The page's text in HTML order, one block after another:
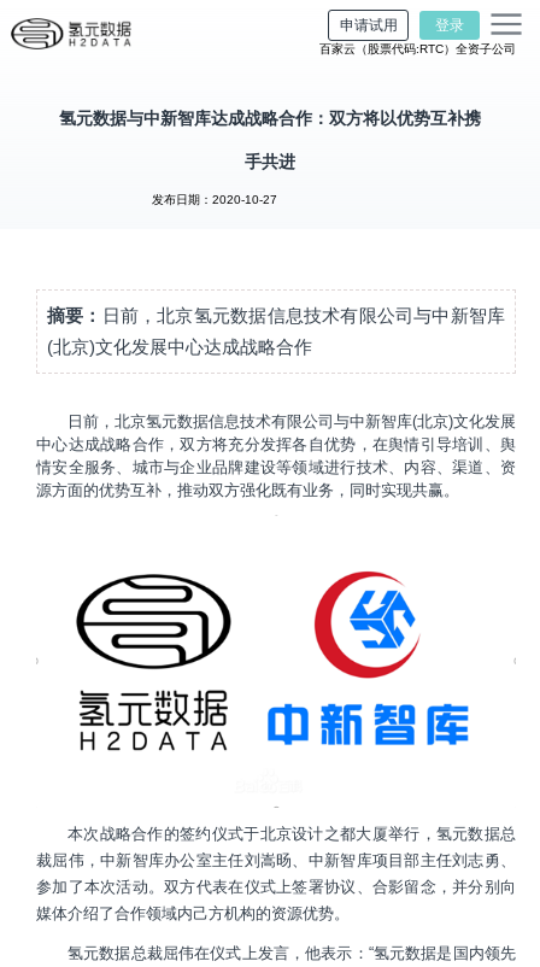
申请试用 登录
百家云（股票代码:RTC）全资子公司
氢元数据与中新智库达成战略合作：双方将以优势互补携
手共进
发布日期：2020-10-27
摘要：
日前，北京氢元数据信息技术有限公司与中新智库
(北京)文化发展中心达成战略合作
日前，北京氢元数据信息技术有限公司与中新智库(北京)文化发展
中心达成战略合作，双方将充分发挥各自优势，在舆情引导培训、舆
情安全服务、城市与企业品牌建设等领域进行技术、内容、渠道、资
源方面的优势互补，推动双方强化既有业务，同时实现共赢。
本次战略合作的签约仪式于北京设计之都大厦举行，氢元数据总
裁屈伟，中新智库办公室主任刘嵩旸、中新智库项目部主任刘志勇、
参加了本次活动。双方代表在仪式上签署协议、合影留念，并分别向
媒体介绍了合作领域内己方机构的资源优势。
氢元数据总裁屈伟在仪式上发言，他表示：“氢元数据是国内领先